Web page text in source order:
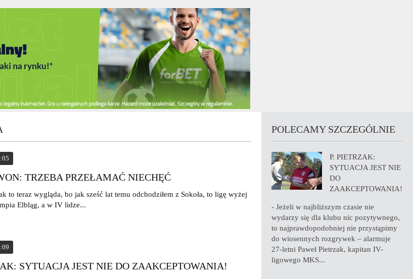
TRZEBA PRZEŁAMAĆ NIECHĘĆ
to teraz wygląda, bo jak sześć lat temu odchodziłem z Sokoła, to ligę wyżej
Elbląg, a w IV lidze...
SYTUACJA JEST NIE DO ZAAKCEPTOWANIA!
POLECAMY SZCZEGÓLNIE
P. PIETRZAK:
SYTUACJA JEST NIE
DO
ZAAKCEPTOWANIA!
- Jeżeli w najbliższym czasie nie
wydarzy się dla klubu nic pozytywnego,
to najprawdopodobniej nie przystąpimy
do wiosennych rozgrywek – alarmuje
27-letni Paweł Pietrzak, kapitan IV-
ligowego MKS...